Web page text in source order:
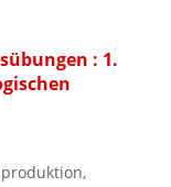
: 1.